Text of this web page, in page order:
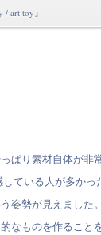
art toy』
ぱり素材自体が非
ている人が多か
姿勢が見えました
なものを作ること